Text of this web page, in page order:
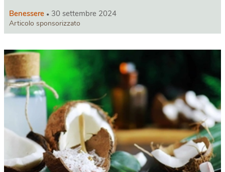
Benessere 30 settembre 2024
Articolo sponsorizzato